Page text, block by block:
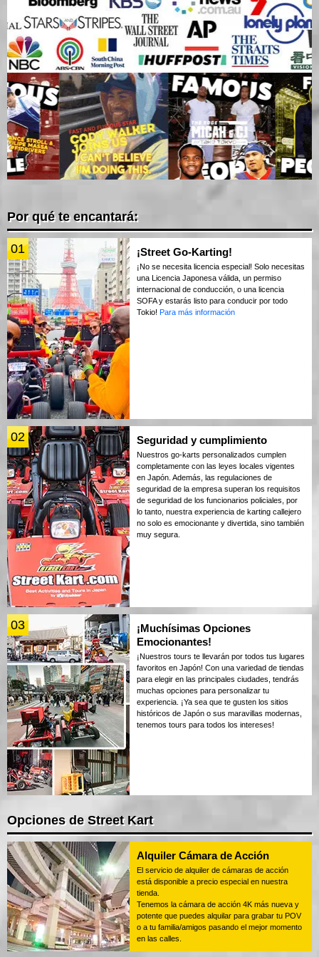
Por qué te encantará:
01 ¡Street Go-Karting!
¡No se necesita licencia especial! Solo necesitas
una Licencia Japonesa válida, un permiso
internacional de conducción, o una licencia
SOFA y estarás listo para conducir por todo
Tokio! Para más información
02 Seguridad y cumplimiento
Nuestros go-karts personalizados cumplen
completamente con las leyes locales vigentes
en Japón. Además, las regulaciones de
seguridad de la empresa superan los requisitos
de seguridad de los funcionarios policiales, por
lo tanto, nuestra experiencia de karting callejero
no solo es emocionante y divertida, sino también
muy segura.
03
¡Muchísimas Opciones
Emocionantes!
¡Nuestros tours te llevarán por todos tus lugares
favoritos en Japón! Con una variedad de tiendas
para elegir en las principales ciudades, tendrás
muchas opciones para personalizar tu
experiencia. ¡Ya sea que te gusten los sitios
históricos de Japón o sus maravillas modernas,
tenemos tours para todos los intereses!
Opciones de Street Kart
Alquiler Cámara de Acción
El servicio de alquiler de cámaras de acción
está disponible a precio especial en nuestra
tienda.
Tenemos la cámara de acción 4K más nueva y
potente que puedes alquilar para grabar tu POV
o a tu familia/amigos pasando el mejor momento
en las calles.